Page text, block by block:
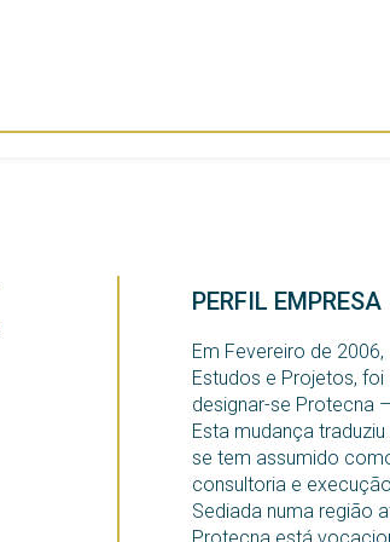
PERFIL EMPRESA
Em Fevereiro de
Estudos e Projetos,
designar-se Protecna
Esta mudança
se tem assumido
consultoria e
Sediada numa região